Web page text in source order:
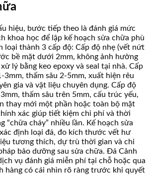
hiệu, bước tiếp theo là đánh giá mức
khoa học để lập kế hoạch sửa chữa phù
loại thành 3 cấp độ: Cấp độ nhẹ (vết nứt
bề mặt dưới 2mm, không ảnh hưởng
lý bằng keo epoxy và seal tại nhà. Cấp
thấm sâu 2-5mm, xuất hiện rêu
gia và vật liệu chuyên dụng. Cấp độ
thấm sâu trên 5mm, cấu trúc yếu,
thay mới một phần hoặc toàn bộ mặt
xác giúp tiết kiệm chi phí và thời
“chữa cháy” nhiều lần. Kế hoạch sửa
định loại đá, đo kích thước vết hư
tương thích, dự trù thời gian và chi
bảo dưỡng sau sửa chữa. Đá Cảnh
vụ đánh giá miễn phí tại chỗ hoặc qua
hàng có cái nhìn rõ ràng trước khi quyết